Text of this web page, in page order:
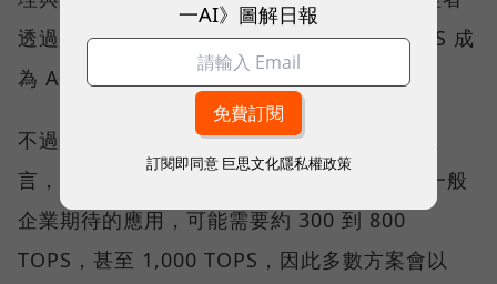
透過自然語言查詢狀態、調整設定，並讓 NAS 成
為 AI Agent 可調用的資料節點。
不過，劉文義沒有把這條路說得太容易。他坦
言，目前 NAS 硬體的 AI 運算能力仍有限。一般
企業期待的應用，可能需要約 300 到 800
TOPS，甚至 1,000 TOPS，因此多數方案會以
一AI》圖解日報
訂閱即同意 巨思文化隱私權政策